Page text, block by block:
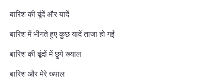
बारिश की बूंदें और यादें
बारिश में भीगते हुए कुछ यादें ताजा हो गईं
बारिश की बूंदों में छुपे ख्याल
बारिश और मेरे ख्याल